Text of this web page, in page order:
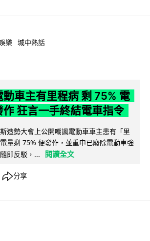
樂 城中熱話
車主有里程病 剩 75% 電
作 狂言一手終結電車指令
造勢大會上公開嘲諷電動車車主患有「里
量剩 75% 便發作，並重申已廢除電動車強
即反駁，...
閱讀全文
分享